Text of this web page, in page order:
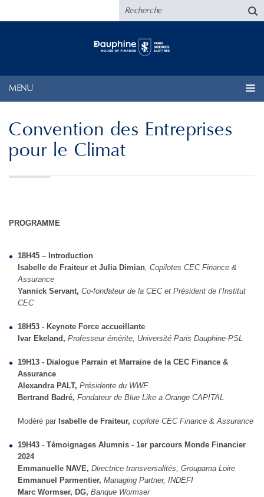
MENU
Convention des Entreprises
pour le Climat
PROGRAMME
18H45 – Introduction
Isabelle de Fraiteur et Julia Dimian, Copilotes CEC Finance &
Assurance
Yannick Servant, Co-fondateur de la CEC et Président de l’Institut
CEC
18H53 - Keynote Force accueillante
Ivar Ekeland, Professeur émérite, Université Paris Dauphine-PSL
19H13 - Dialogue Parrain et Marraine de la CEC Finance &
Assurance
Alexandra PALT, Présidente du WWF
Bertrand Badré, Fondateur de Blue Like a Orange CAPITAL
Modéré par Isabelle de Fraiteur, copilote CEC Finance & Assurance
19H43 - Témoignages Alumnis - 1er parcours Monde Financier
2024
Emmanuelle NAVE, Directrice transversalités, Groupama Loire
Emmanuel Parmentier, Managing Partner, INDEFI
Marc Wormser, DG, Banque Wormser